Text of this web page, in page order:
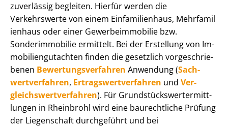
zuverlässig begleiten. Hierfür werden die
Verkehrswerte von einem Einfamilienhaus, Mehr­fa­mi­l
i­en­haus oder einer Ge­wer­be­im­mo­bi­lie bzw.
Sonderimmobilie ermittelt. Bei der Erstellung von Im­
mo­bi­li­en­gut­ach­ten finden die gesetzlich vor­ge­schrie­
be­nen Be­wer­tungs­ver­fah­ren Anwendung (Sach­
wert­ver­fah­ren, Er­trags­wert­ver­fah­ren und Ver­
gleichs­wert­ver­fah­ren). Für Grund­stücks­wert­ermitt­
lun­gen in Rheinbrohl wird eine baurechtliche Prüfung
der Liegenschaft durchgeführt und bei